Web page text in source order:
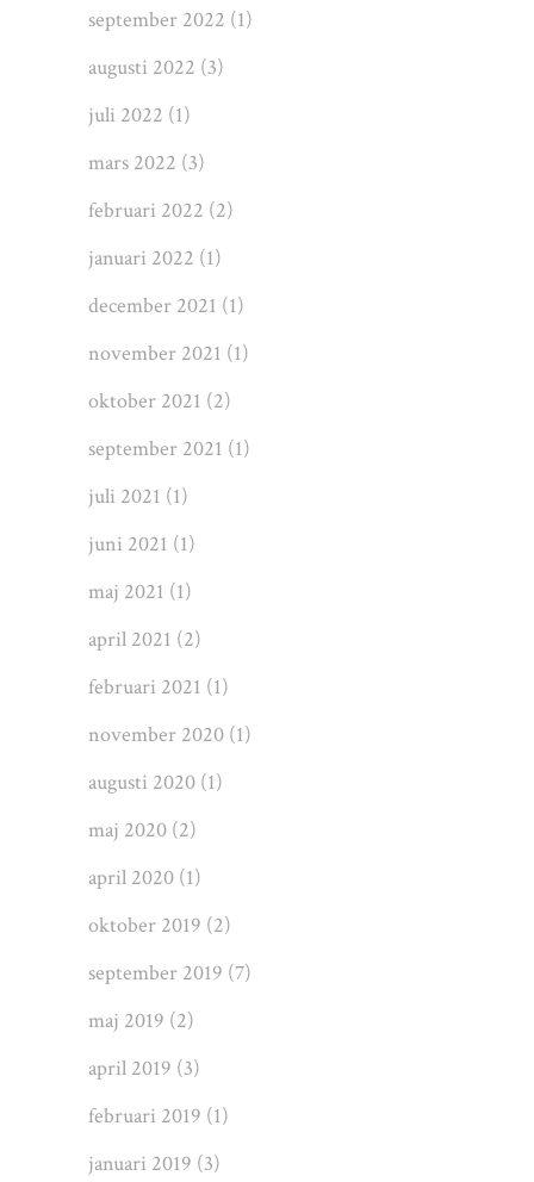
september 2022 (1)
augusti 2022 (3)
juli 2022 (1)
mars 2022 (3)
februari 2022 (2)
januari 2022 (1)
december 2021 (1)
november 2021 (1)
oktober 2021 (2)
september 2021 (1)
juli 2021 (1)
juni 2021 (1)
maj 2021 (1)
april 2021 (2)
februari 2021 (1)
november 2020 (1)
augusti 2020 (1)
maj 2020 (2)
april 2020 (1)
oktober 2019 (2)
september 2019 (7)
maj 2019 (2)
april 2019 (3)
februari 2019 (1)
januari 2019 (3)